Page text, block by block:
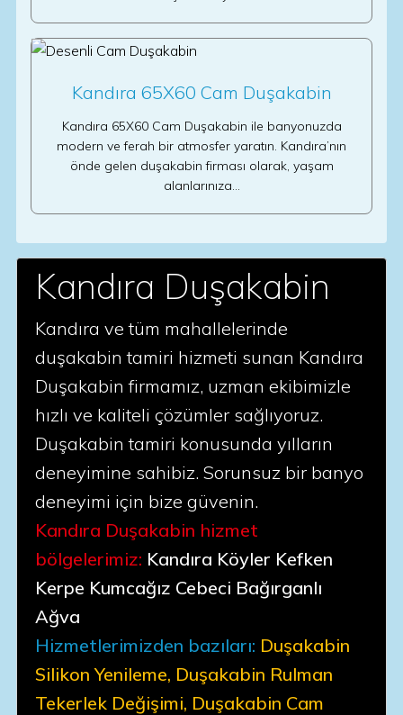
Kandıra 65X60 Cam Duşakabin
Kandıra 65X60 Cam Duşakabin ile banyonuzda
modern ve ferah bir atmosfer yaratın. Kandıra’nın
önde gelen duşakabin firması olarak, yaşam
alanlarınıza…
Kandıra Duşakabin
Kandıra ve tüm mahallelerinde
duşakabin tamiri hizmeti sunan Kandıra
Duşakabin firmamız, uzman ekibimizle
hızlı ve kaliteli çözümler sağlıyoruz.
Duşakabin tamiri konusunda yılların
deneyimine sahibiz. Sorunsuz bir banyo
deneyimi için bize güvenin.
Kandıra Duşakabin hizmet
bölgelerimiz: Kandıra Köyler Kefken
Kerpe Kumcağız Cebeci Bağırganlı
Ağva
Hizmetlerimizden bazıları: Duşakabin
Silikon Yenileme, Duşakabin Rulman
Tekerlek Değişimi, Duşakabin Cam